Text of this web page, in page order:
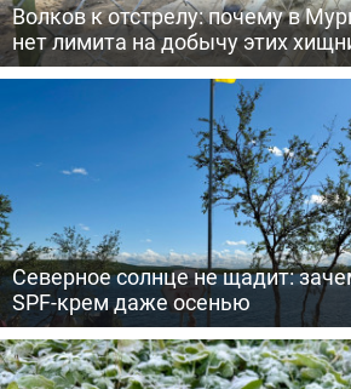
Волков к отстрелу: почему в
нет лимита на добычу этих
Северное солнце не щадит:
SPF-крем даже осенью